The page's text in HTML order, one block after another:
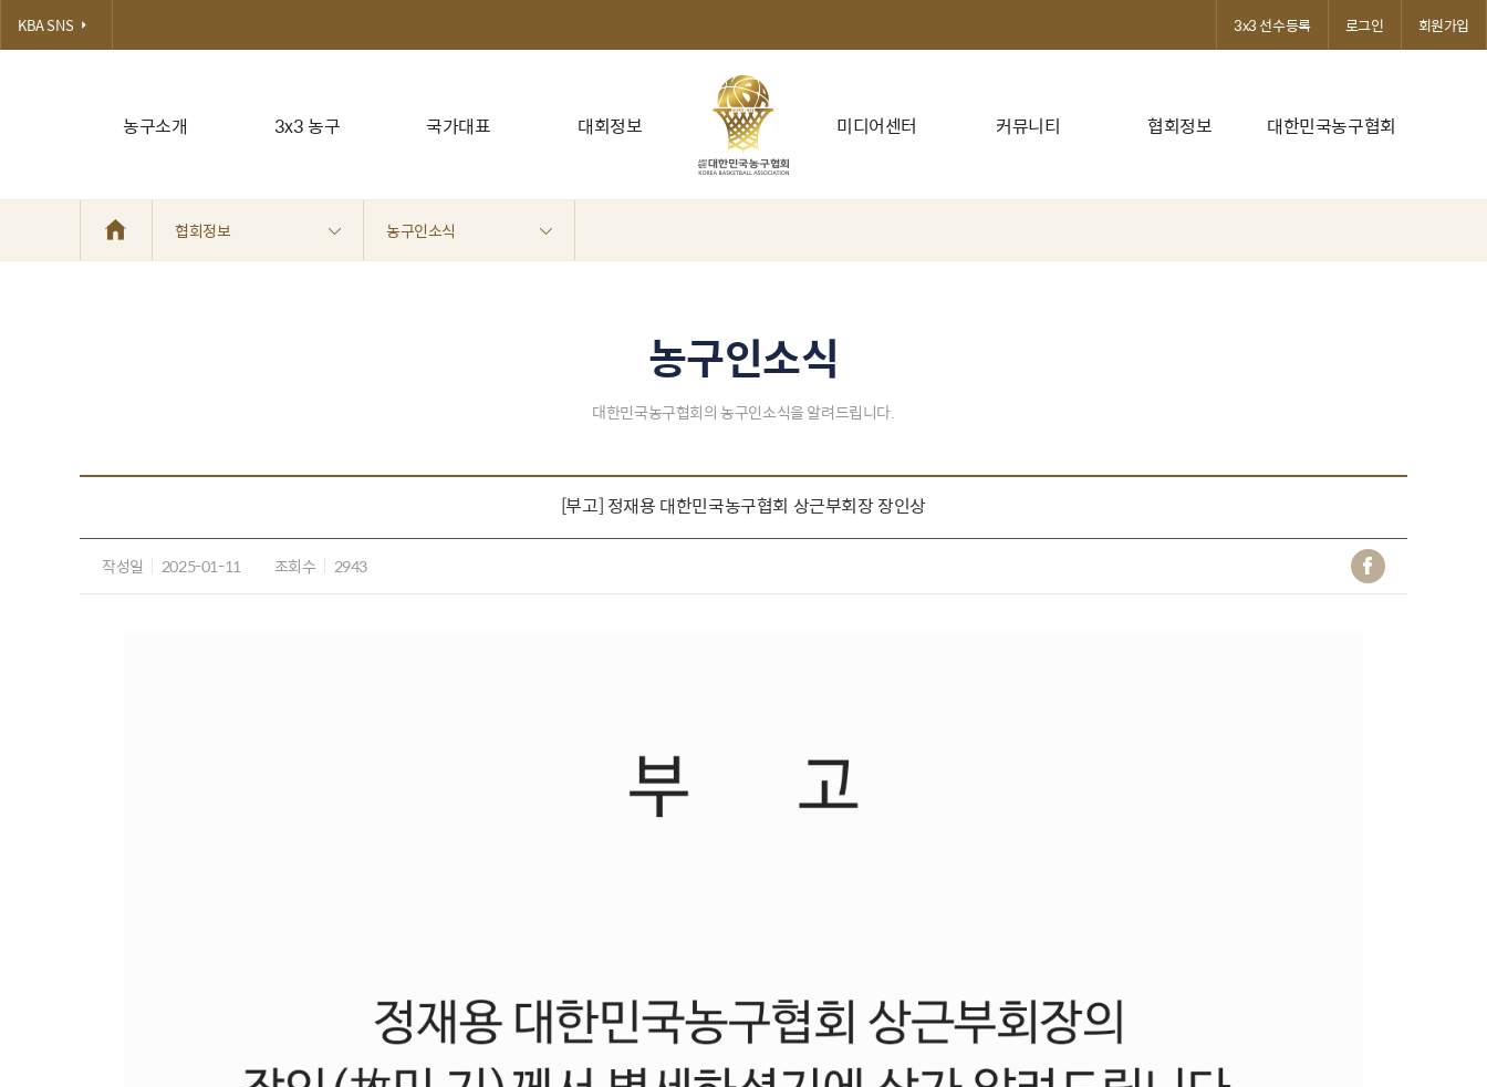
농구소개 3x3 농구 국가대표 대회정보 미디어센터 커뮤니티 협회정보 대한민국농구협회
KBA SNS 3x3 선수등록 로그인 회원가입
협회정보 농구인소식
농구인소식
대한민국농구협회의 농구인소식을 알려드립니다.
[부고] 정재용 대한민국농구협회 상근부회장 장인상
작성일 2025-01-11 조회수 2943